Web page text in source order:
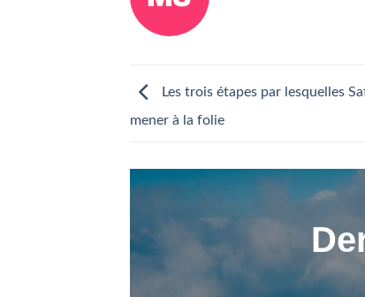
Les trois étapes par lesquelles
mener à la folie